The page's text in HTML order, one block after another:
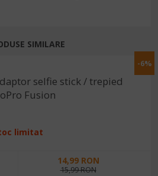
SIMILARE
-6%
selfie stick / trepied
Fusion
limitat
14,99 RON
15,99 RON